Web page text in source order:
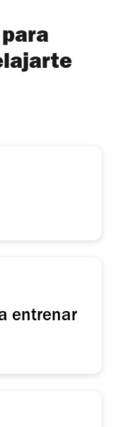
entrenar